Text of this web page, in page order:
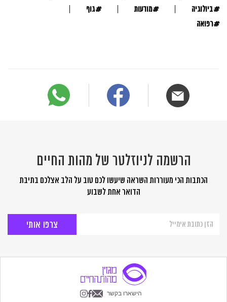
#ביולוגיה #מודעות #גוף
#רפואה
הרשמה לניוזלטר של מהות החיים
הכתבות הכי מעוררות השראה שיעשו לכם טוב על הלב אצלכם בתיבת
הדואר אחת לשבוע
לניוזלטר
החיים
הישארו בקשר